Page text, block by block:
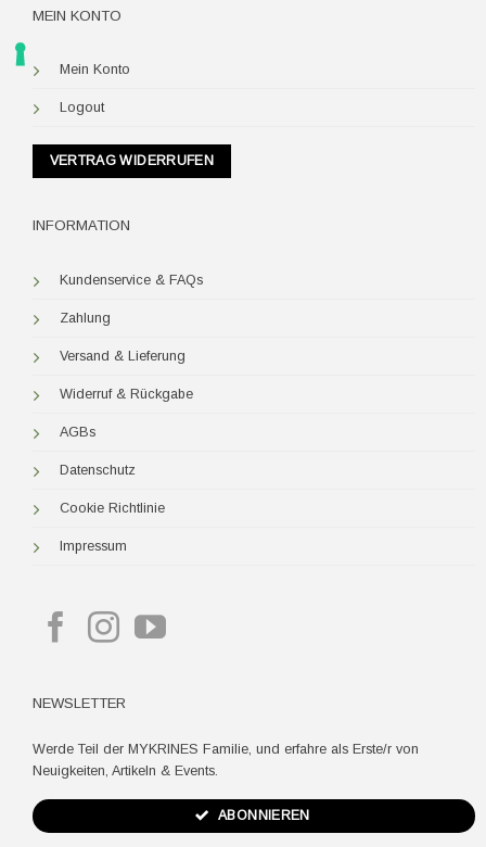
MEIN KONTO
Mein Konto
Logout
VERTRAG WIDERRUFEN
INFORMATION
Kundenservice & FAQs
Zahlung
Versand & Lieferung
Widerruf & Rückgabe
AGBs
Datenschutz
Cookie Richtlinie
Impressum
NEWSLETTER
Werde Teil der MYKRINES Familie, und erfahre als Erste/r von
Neuigkeiten, Artikeln & Events.
ABONNIEREN